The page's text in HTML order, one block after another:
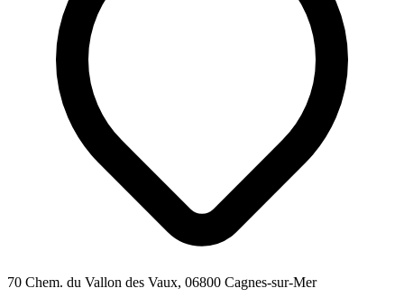
70 Chem. du Vallon des Vaux, 06800 Cagnes-sur-Mer